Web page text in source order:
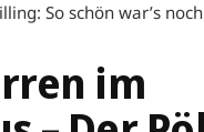
So schön war’s
im